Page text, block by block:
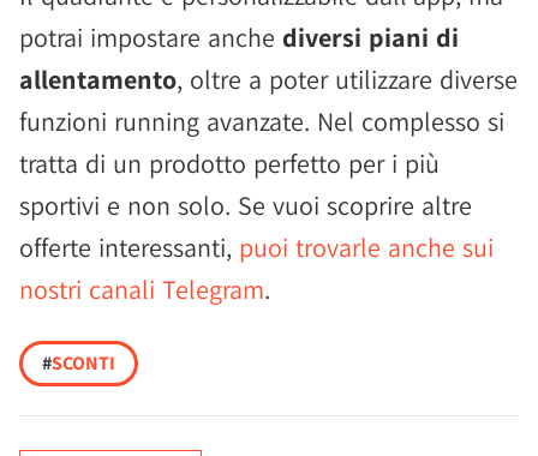
potrai impostare anche diversi piani di
allentamento, oltre a poter utilizzare diverse
funzioni running avanzate. Nel complesso si
tratta di un prodotto perfetto per i più
sportivi e non solo. Se vuoi scoprire altre
offerte interessanti, puoi trovarle anche sui
nostri canali Telegram.
#SCONTI